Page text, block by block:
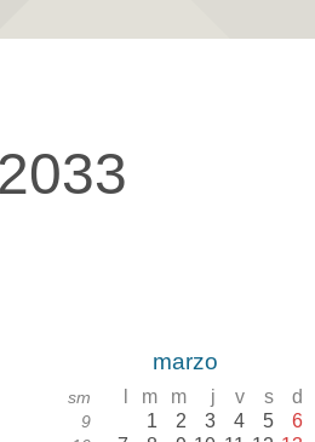
marzo
sm m m j v s d
9 1 2 3 4 5 6